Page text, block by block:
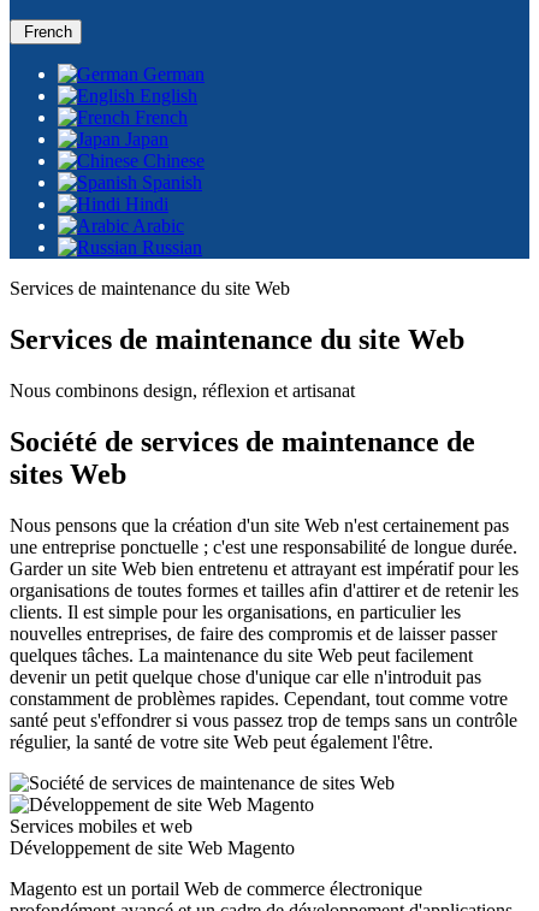
French
German
English
French
Japan
Chinese
Spanish
Hindi
Arabic
Russian
Services de maintenance du site Web
Services de maintenance du site Web
Nous combinons design, réflexion et artisanat
Société de services de maintenance de
sites Web
Nous pensons que la création d'un site Web n'est certainement pas
une entreprise ponctuelle ; c'est une responsabilité de longue durée.
Garder un site Web bien entretenu et attrayant est impératif pour les
organisations de toutes formes et tailles afin d'attirer et de retenir les
clients. Il est simple pour les organisations, en particulier les
nouvelles entreprises, de faire des compromis et de laisser passer
quelques tâches. La maintenance du site Web peut facilement
devenir un petit quelque chose d'unique car elle n'introduit pas
constamment de problèmes rapides. Cependant, tout comme votre
santé peut s'effondrer si vous passez trop de temps sans un contrôle
régulier, la santé de votre site Web peut également l'être.
Services mobiles et web
Développement de site Web Magento
Magento est un portail Web de commerce électronique